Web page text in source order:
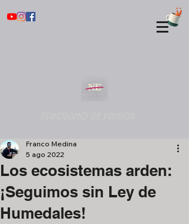
Los ecosistemas arden:
¡Seguimos sin Ley de
Humedales!
Franco Medina
5 ago 2022